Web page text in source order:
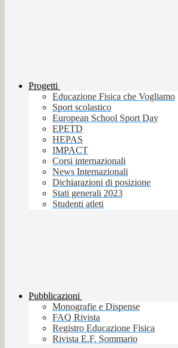
Progetti
Educazione Fisica che Vogliamo
Sport scolastico
European School Sport Day
EPETD
HEPAS
IMPACT
Corsi internazionali
News Internazionali
Dichiarazioni di posizione
Stati generali 2023
Studenti atleti
Pubblicazioni
Monografie e Dispense
FAQ Rivista
Registro Educazione Fisica
Rivista E.F. Sommario